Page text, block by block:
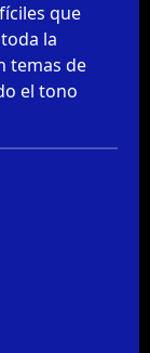
que
la
temas de
el tono